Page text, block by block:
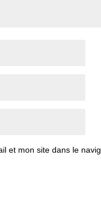
et mon site dans le